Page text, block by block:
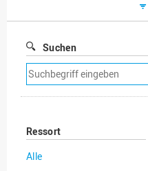
Suchen
Suchfilter
entfernen
Ressort
Alle